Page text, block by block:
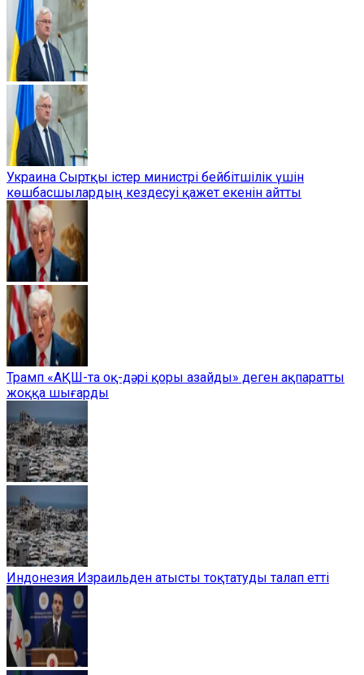
Украина Сыртқы істер министрі бейбітшілік үшін
көшбасшылардың кездесуі қажет екенін айтты
Трамп «АҚШ-та оқ-дәрі қоры азайды» деген ақпаратты
жоққа шығарды
Индонезия Израильден атысты тоқтатуды талап етті